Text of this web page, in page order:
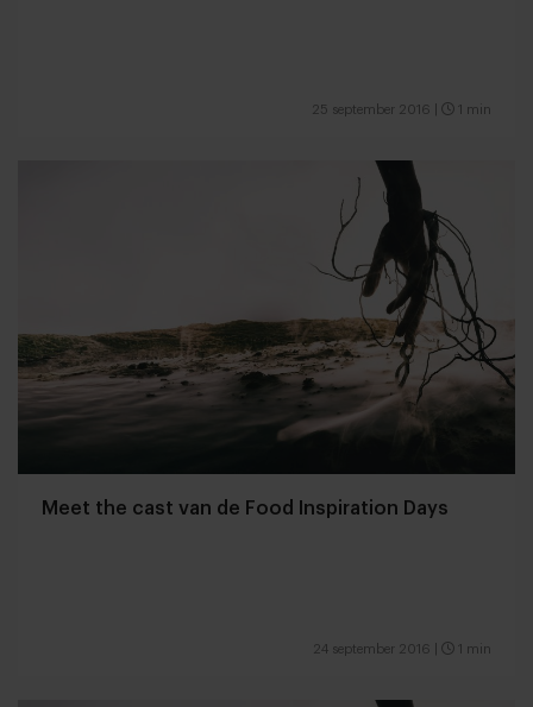
25 september 2016 1 min
Meet the cast van de Food Inspiration Days
24 september 2016 1 min